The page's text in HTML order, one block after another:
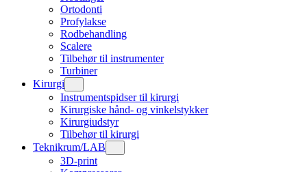
Ortodonti
Profylakse
Rodbehandling
Scalere
Tilbehør til instrumenter
Turbiner
Kirurgi
Instrumentspidser til kirurgi
Kirurgiske hånd- og vinkelstykker
Kirurgiudstyr
Tilbehør til kirurgi
Teknikrum/LAB
3D-print